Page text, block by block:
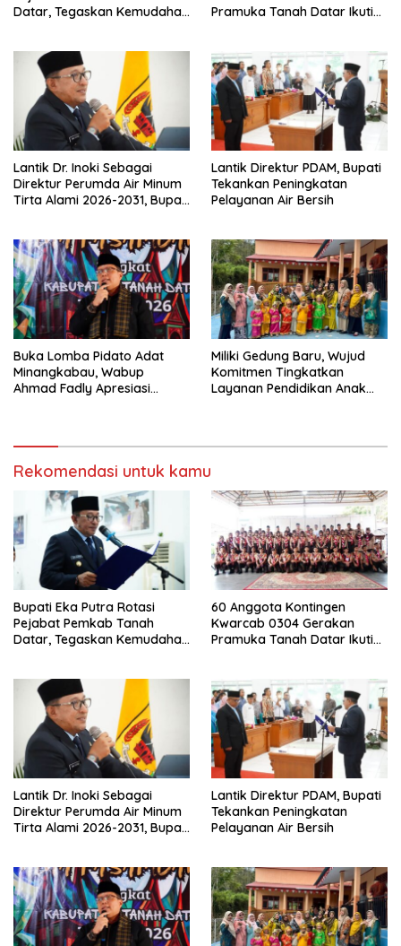
Datar, Tegaskan Kemudahan
Pramuka Tanah Datar Ikuti
Lantik Dr. Inoki Sebagai
Direktur Perumda Air Minum
Tirta Alami 2026-2031, Bupati
Fakta Integritas Berdasarkan
Visi dan Misi
Lantik Direktur PDAM, Bupati
Tekankan Peningkatan
Pelayanan Air Bersih
Buka Lomba Pidato Adat
Minangkabau, Wabup
Ahmad Fadly Apresiasi
Miliki Gedung Baru, Wujud
Komitmen Tingkatkan
Layanan Pendidikan Anak
Rekomendasi untuk kamu
Bupati Eka Putra Rotasi
Pejabat Pemkab Tanah
Datar, Tegaskan Kemudahan
60 Anggota Kontingen
Kwarcab 0304 Gerakan
Pramuka Tanah Datar Ikuti
Lantik Dr. Inoki Sebagai
Direktur Perumda Air Minum
Tirta Alami 2026-2031, Bupati
Fakta Integritas Berdasarkan
Visi dan Misi
Lantik Direktur PDAM, Bupati
Tekankan Peningkatan
Pelayanan Air Bersih